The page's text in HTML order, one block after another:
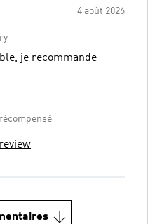
4 août 2026
je recommande